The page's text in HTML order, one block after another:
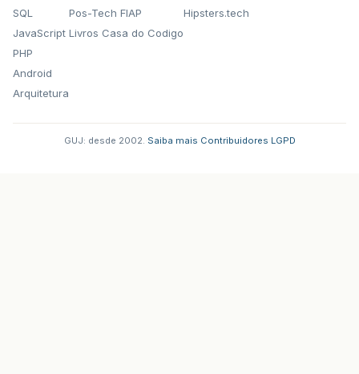
SQL
JavaScript
PHP
Android
Arquitetura
Pos-Tech FIAP
Livros Casa do Codigo
Hipsters.tech
GUJ: desde 2002. Saiba mais Contribuidores LGPD